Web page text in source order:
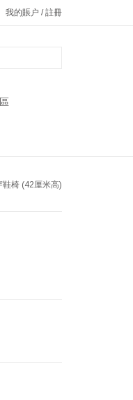
我的賬户 / 註冊
椅 (42厘米高)